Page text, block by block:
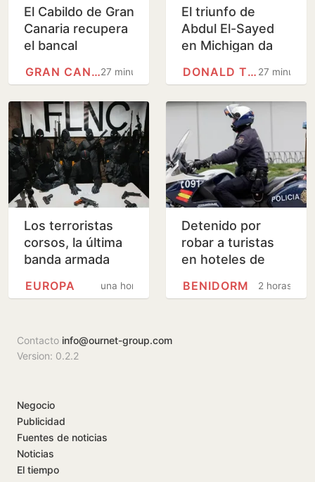
El Cabildo de Gran
Canaria recupera
el bancal
Lavaderos de27 minutos
GRAN CANARIA
El triunfo de
Abdul El-Sayed
en Michigan da
más progresista
Demócrata
27 minutos
DONALD TRUMP
Los terroristas
corsos, la última
banda armada
de Europa,
una hora
EUROPA
Detenido por
robar a turistas
en hoteles de
el desayuno
2 horas
BENIDORM
Contacto info@ournet-group.com
Version: 0.2.2
Negocio
Publicidad
Fuentes de noticias
Noticias
El tiempo